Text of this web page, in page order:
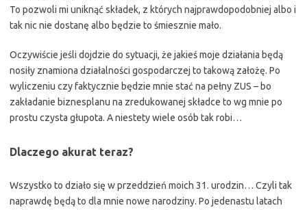
To pozwoli mi uniknąć składek, z których najprawdopodobniej albo i
tak nic nie dostanę albo będzie to śmiesznie mało.
Oczywiście jeśli dojdzie do sytuacji, że jakieś moje działania będą
nosiły znamiona działalności gospodarczej to takową założę. Po
wyliczeniu czy faktycznie będzie mnie stać na pełny ZUS – bo
zakładanie biznesplanu na zredukowanej składce to wg mnie po
prostu czysta głupota. A niestety wiele osób tak robi…
Dlaczego akurat teraz?
Wszystko to działo się w przeddzień moich 31. urodzin… Czyli tak
naprawdę będą to dla mnie nowe narodziny. Po jedenastu latach